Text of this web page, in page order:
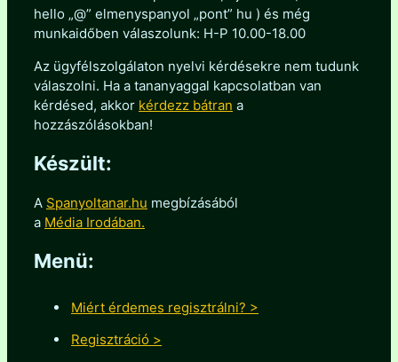
hello „@” elmenyspanyol „pont” hu ) és még
munkaidőben válaszolunk: H-P 10.00-18.00
Az ügyfélszolgálaton nyelvi kérdésekre nem tudunk
válaszolni. Ha a tananyaggal kapcsolatban van
kérdésed, akkor kérdezz bátran a
hozzászólásokban!
Készült:
A Spanyoltanar.hu megbízásából
a Média Irodában.
Menü:
Miért érdemes regisztrálni? >
Regisztráció >